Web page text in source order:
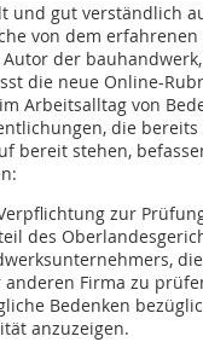
und gut verständlich
von dem erfahrenen
der
die neue Online-
Arbeitsalltag von
die
bereit stehen,
zur
des
Firma zu
Bedenken
anzuzeigen.